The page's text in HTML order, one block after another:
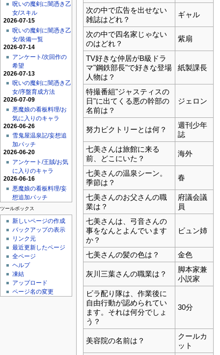
呪いの魔剣に闇憑き乙
女/スキル
2026-07-15
呪いの魔剣に闇憑き乙
女/装備一覧
2026-07-14
アンケート/次回作の
希望
2026-07-13
呪いの魔剣に闇憑き乙
女/序盤育成方法
2026-07-09
悪魔娘の看板料理/お
気に入りのキャラ
2026-06-26
雪鬼屋温泉記/妄想追
加パッチ
2026-06-20
アンケート/王賊/お気
に入りのキャラ
2026-06-16
悪魔娘の看板料理/妄
想追加パッチ
ツールボックス
新しいページの作成
バックアップの表示
リンク元
最近更新したページ
全ページ
ヘルプ
凍結
アップロード
ページ名の変更
次の中で広告を出せない
雑誌はどれ？
ギャル
次の中で四名家じゃない
のはどれ？
紫扇
TV好きな仲居がB級ドラ
マ"鋼鉄部長"で好きな登場
人物は？
紙製課長
特撮番組"ジャスティスの
日"に出てくる悪の幹部の
名前は？
ジェロン
努力ビクトリーとは何？
週刊少年
誌
七美さんは旅館に来る
前、どこにいた？
海外
七美さんの温泉シーン。
季節は？
春
七美さんのお父さんの職
業は？
府議会議
員
七美さんは、弓音さんの
事をなんとよんでいます
か？
ビュン姉
七美さんの髪の色は？ 金色
灰川三葉さんの職業は？
脚本家兼
小説家
ビラ配り隊は、作業後に
自由行動が認められてい
ます。それは何分でしょ
う？
30分
美容院の名前は？
クールカ
ット